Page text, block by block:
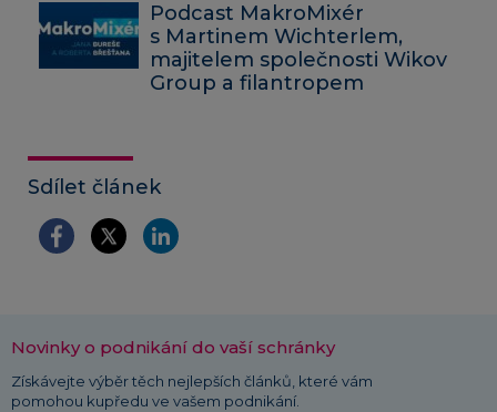
Podcast MakroMixér
s Martinem Wichterlem,
majitelem společnosti Wikov
Group a filantropem
Sdílet článek
Novinky o podnikání do vaší schránky
Získávejte výběr těch nejlepších článků, které vám
pomohou kupředu ve vašem podnikání.